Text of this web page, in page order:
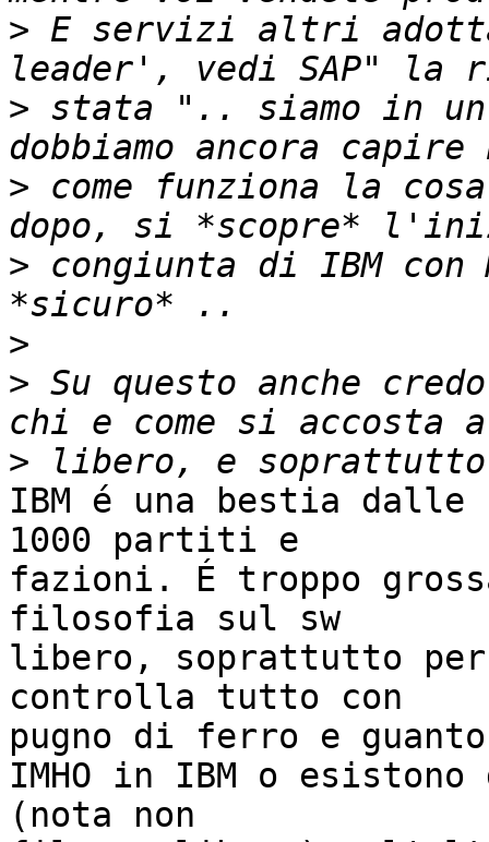
> E servizi altri
> stata ".. siamo in
> come funziona la
> congiunta di IBM
>
> Su questo anche
>
IBM é una bestia dalle
1000 partiti e
fazioni. É troppo
filosofia sul sw
libero, soprattutto
controlla tutto con
pugno di ferro e
IMHO in IBM o
(nota non